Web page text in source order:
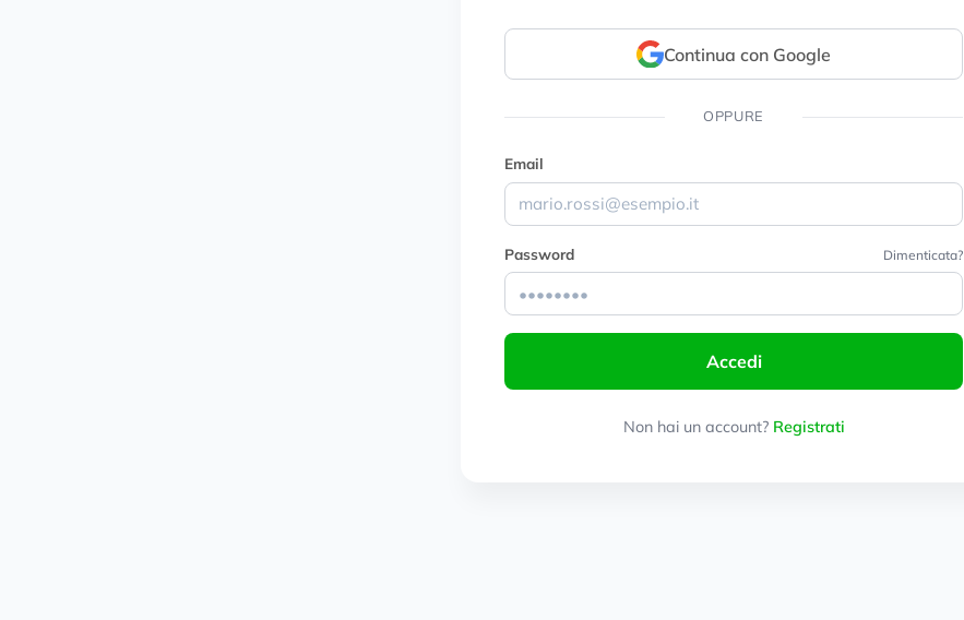
Continua con Google
OPPURE
Email
Password Dimenticata?
Accedi
Non hai un account? Registrati